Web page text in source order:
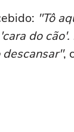
"Tô
do
,